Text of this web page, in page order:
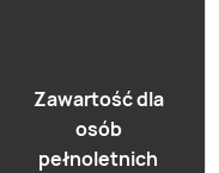
Zawartość dla
osób
pełnoletnich